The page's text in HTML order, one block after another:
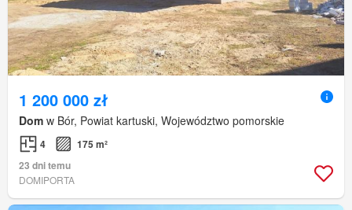
1 200 000 zł
Dom w Bór, Powiat kartuski, Województwo pomorskie
4
175 m²
23 dni temu
DOMIPORTA